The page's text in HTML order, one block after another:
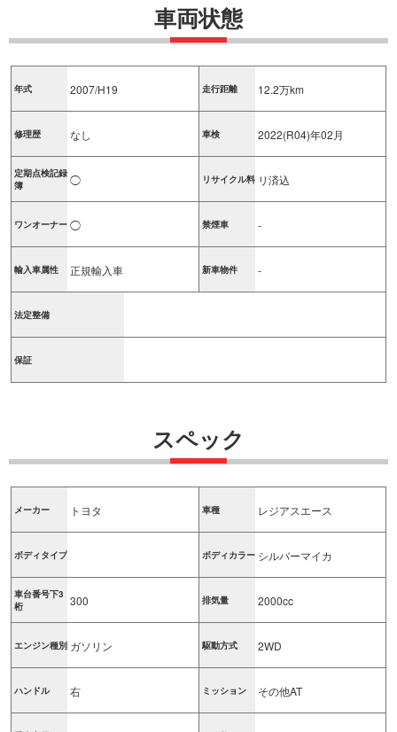
車両状態
年式 2007/H19 走行距離 12.2万km
修理歴 なし 車検 2022(R04)年02月
定期点検記録
簿
◯ リサイクル料 リ済込
ワンオーナー ◯ 禁煙車 -
輸入車属性 正規輸入車 新車物件 -
法定整備
保証
スペック
メーカー トヨタ 車種 レジアスエース
ボディタイプ ボディカラー シルバーマイカ
車台番号下3
桁
300 排気量 2000cc
エンジン種別 ガソリン 駆動方式 2WD
ハンドル 右 ミッション その他AT